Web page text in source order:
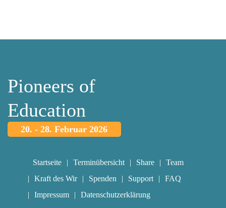
Pioneers of
Education
20. - 28. Februar 2026
Startseite Terminübersicht Share
Team
Kraft des Wir
Spenden Support
FAQ
Impressum
Datenschutzerklärung